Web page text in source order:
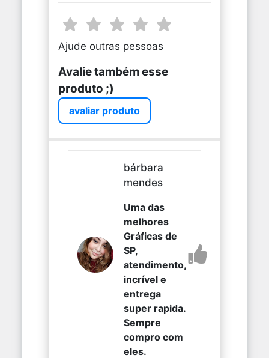
Ajude outras pessoas
Avalie também esse
produto ;)
avaliar produto
bárbara
mendes
Uma das
melhores
Gráficas de
SP,
atendimento,
incrível e
entrega
super rapida.
Sempre
compro com
eles.